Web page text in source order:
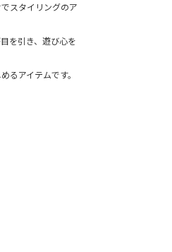
スタイリングのア
を引き、遊び心を
るアイテムです。